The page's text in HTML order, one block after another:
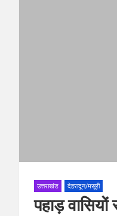
उत्तराखंड देहरादून/मसूरी
पहाड़